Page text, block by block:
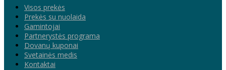
Visos prekės
Prekės su nuolaida
Gamintojai
Partnerystės programa
Dovanų kuponai
Svetainės medis
Kontaktai